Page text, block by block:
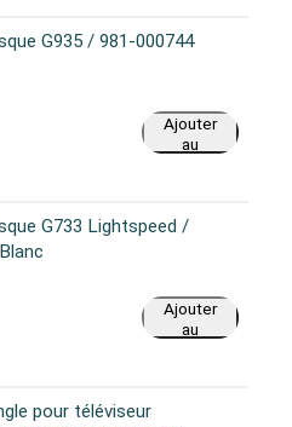
G935 / 981-000744
Ajouter
au
G733 Lightspeed /
Ajouter
au
pour téléviseur